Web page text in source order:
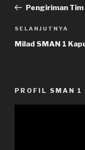
Sebelumnya
Pengiriman
Pos
Selanjutnya
SELANJUTNYA
Milad SMAN 1
PROFIL SMAN 1